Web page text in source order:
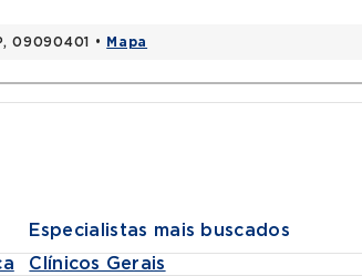
09090401 • Mapa
Especialistas mais buscados
Clínicos Gerais